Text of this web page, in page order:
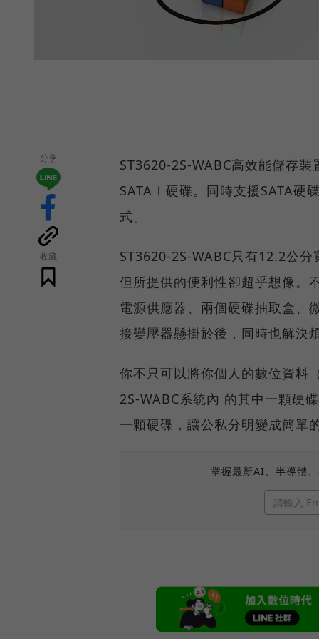
分享
收藏
ST3620-2S-WABC高效能儲存
SATAⅠ硬碟。同時支援SATA硬
式。
ST3620-2S-WABC只有12.2公
但所提供的便利性卻超乎想像。
電源供應器、兩個硬碟抽取盒、
接變壓器懸掛於後，同時也解決
你不只可以將你個人的數位資料
2S-WABC系統內 的其中一顆硬
一顆硬碟，讓公私分明變成簡單
掌握最新AI、半導體